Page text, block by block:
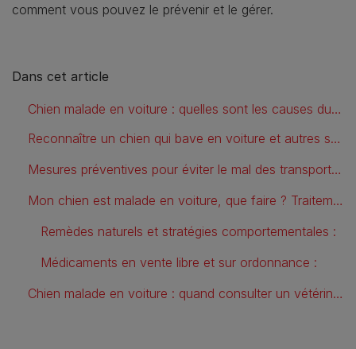
comment vous pouvez le prévenir et le gérer.
Dans cet article
Chien malade en voiture : quelles sont les causes du mal des transports chez le chien ?
Reconnaître un chien qui bave en voiture et autres symptômes
Mesures préventives pour éviter le mal des transports chez le chien
Mon chien est malade en voiture, que faire ? Traitements et antivomitif contre le mal des transports
Remèdes naturels et stratégies comportementales :
Médicaments en vente libre et sur ordonnance :
Chien malade en voiture : quand consulter un vétérinaire ?